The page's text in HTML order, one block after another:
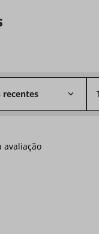
recentes
avaliação